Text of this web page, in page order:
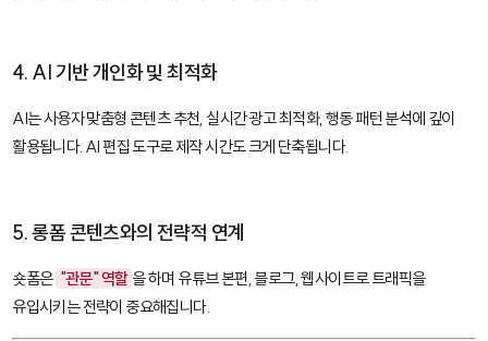
4. AI 기반 개인화 및 최적화
AI는 사용자 맞춤형 콘텐츠 추천, 실시간 광고 최적화, 행동 패턴 분석에 깊이
활용됩니다. AI 편집 도구로 제작 시간도 크게 단축됩니다.
5. 롱폼 콘텐츠와의 전략적 연계
숏폼은 "관문" 역할 을 하며 유튜브 본편, 블로그, 웹사이트로 트래픽을
유입시키는 전략이 중요해집니다.